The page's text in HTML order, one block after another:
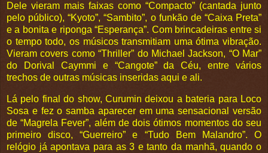
Dele vieram mais faixas como “Compacto” (cantada junto
pelo público), “Kyoto”, “Sambito”, o funkão de “Caixa Preta”
e a bonita e riponga “Esperança”. Com brincadeiras entre si
o tempo todo, os músicos transmitiam uma ótima vibração.
Vieram covers como “Thriller” do Michael Jackson, “O Mar”
do Dorival Caymmi e “Cangote” da Céu, entre vários
trechos de outras músicas inseridas aqui e ali.
Lá pelo final do show, Curumin deixou a bateria para Loco
Sosa e fez o samba aparecer em uma sensacional versão
de “Magrela Fever”, além de dois ótimos momentos do seu
primeiro disco, “Guerreiro” e “Tudo Bem Malandro”. O
relógio já apontava para as 3 e tanto da manhã, quando o